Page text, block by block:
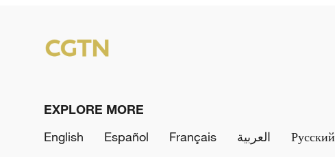
EXPLORE MORE
English
Español Français العربية Русский